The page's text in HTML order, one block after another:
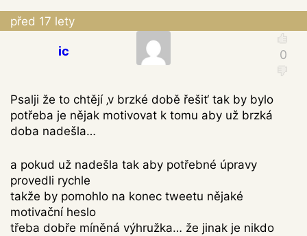
před 17 lety
ic
Psalji že to chtějí ‚v brzké době řešit‘ tak by bylo
potřeba je nějak motivovat k tomu aby už brzká
doba nadešla…
a pokud už nadešla tak aby potřebné úpravy
provedli rychle
takže by pomohlo na konec tweetu nějaké
motivační heslo
třeba dobře míněná výhružka… že jinak je nikdo